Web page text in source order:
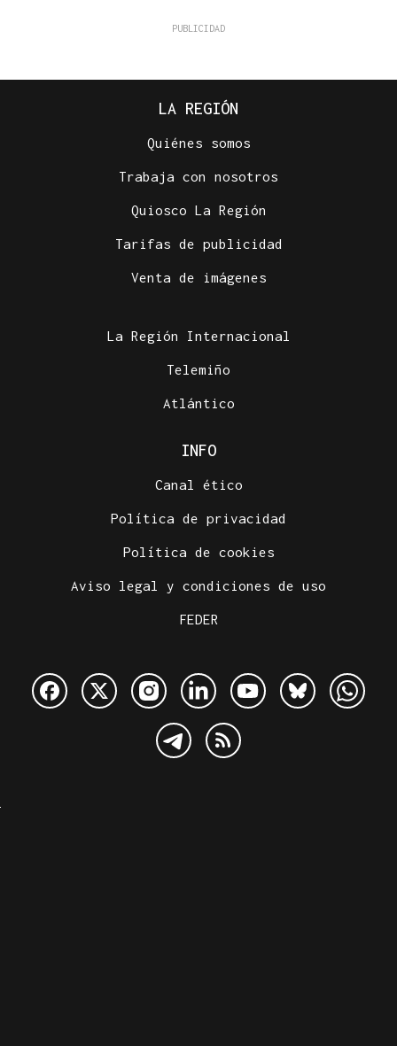
LA REGIÓN
Quiénes somos
Trabaja con nosotros
Quiosco La Región
Tarifas de publicidad
Venta de imágenes
La Región Internacional
Telemiño
Atlántico
INFO
Canal ético
Política de privacidad
Política de cookies
Aviso legal y condiciones de uso
FEDER